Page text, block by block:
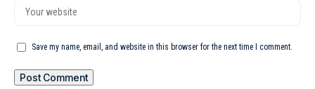
Save my name, email, and website in this browser for the next time I comment.